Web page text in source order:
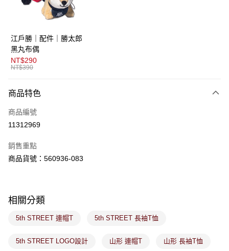
【關於「AFTEE先享後付」】
便利好安心！
１．簡單：不需註冊會員、不需綁卡、不需儲值。
２．便利：只要手機號碼，簡訊認證，即可結帳。
３．安心：先確認商品／服務後，再付款。
１．於結帳方式選擇「AFTEE先享後付」後，將跳轉至「AFTEE先享後付」
２．訂單成立數日內，您將收到繳費通知簡訊。
３．收到繳費通知簡訊後14天內，點擊此簡訊中的連結，可透過四大超商／
購買商品的店家。未經商家同意取消之訂單仍視為有效，需透過AFTEE先享
後付繳納相關費用。
【注意事項】
易，需依本服務之必要範圍內提供個人資料，並將交易相關給付款項請求債
２．關於個人資料處理事宜，請瀏覽以下網址：
運送方式
全家取貨付款
免運費
免運費
7-11取貨付款
免運費
江戶勝｜配件｜勝太郎
黑丸布偶
NT$290
NT$390
商品特色
商品編號
11312969
銷售重點
商品貨號：560936-083
相關分類
5th STREET 連帽T 5th STREET 長袖T恤
5th STREET LOGO設計 山形 連帽T 山形 長袖T恤